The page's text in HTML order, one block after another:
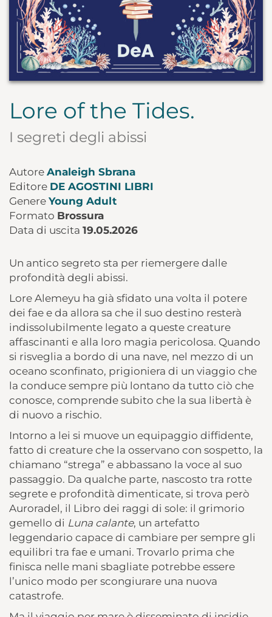
Lore of the Tides.
I segreti degli abissi
Autore Analeigh Sbrana
Editore DE AGOSTINI LIBRI
Genere Young Adult
Formato Brossura
Data di uscita 19.05.2026
Un antico segreto sta per riemergere dalle
profondità degli abissi.
Lore Alemeyu ha già sfidato una volta il potere
dei fae e da allora sa che il suo destino resterà
indissolubilmente legato a queste creature
affascinanti e alla loro magia pericolosa. Quando
si risveglia a bordo di una nave, nel mezzo di un
oceano sconfinato, prigioniera di un viaggio che
la conduce sempre più lontano da tutto ciò che
conosce, comprende subito che la sua libertà è
di nuovo a rischio.
Intorno a lei si muove un equipaggio diffidente,
fatto di creature che la osservano con sospetto, la
chiamano “strega” e abbassano la voce al suo
passaggio. Da qualche parte, nascosto tra rotte
segrete e profondità dimenticate, si trova però
Auroradel, il Libro dei raggi di sole: il grimorio
gemello di Luna calante, un artefatto
leggendario capace di cambiare per sempre gli
equilibri tra fae e umani. Trovarlo prima che
finisca nelle mani sbagliate potrebbe essere
l’unico modo per scongiurare una nuova
catastrofe.